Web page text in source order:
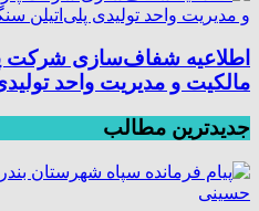
اطلاعیه شفاف‌سازی
مالکیت و مدیریت واحد
جدیدترین مطالب